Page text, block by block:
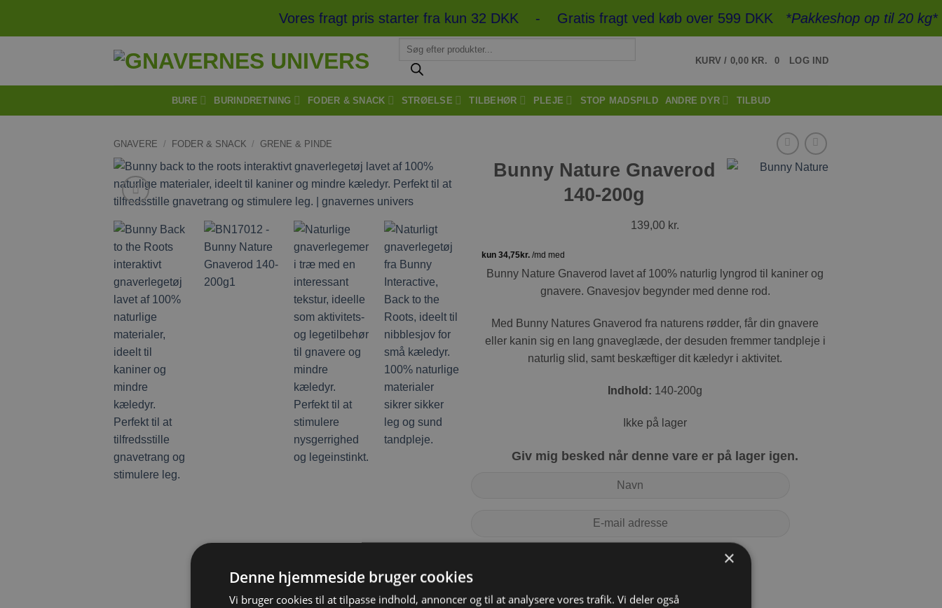
Vores fragt pris starter fra kun 32 DKK - Gratis fragt ved køb over 599 DKK*Pakkeshop op til 20 kg*-
Products
search
KURV / 0,00 KR. 0 LOG IND
BURE BURINDRETNING FODER & SNACK STRØELSE TILBEHØR PLEJE STOP MADSPILD ANDRE DYR TILBUD
GNAVERE / FODER & SNACK / GRENE & PINDE
Bunny Nature Gnaverod
140-200g
139,00 kr.
Bunny Nature Gnaverod lavet af 100% naturlig lyngrod til kaniner og
gnavere. Gnavesjov begynder med denne rod.
Med Bunny Natures Gnaverod fra naturens rødder, får din gnavere
eller kanin sig en lang gnaveglæde, der desuden fremmer tandpleje i
naturlig slid, samt beskæftiger dit kæledyr i aktivitet.
Indhold: 140-200g
Ikke på lager
Giv mig besked når denne vare er på lager igen.
×
Denne hjemmeside bruger cookies
Vi bruger cookies til at tilpasse indhold, annoncer og til at analysere vores trafik. Vi deler også